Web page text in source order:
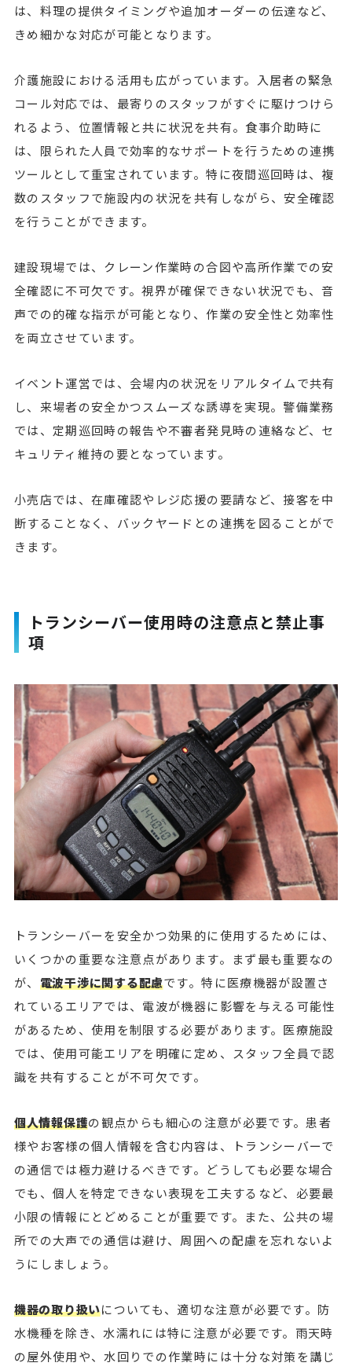
は、料理の提供タイミングや追加オーダーの伝達など、
きめ細かな対応が可能となります。
介護施設における活用も広がっています。入居者の緊急
コール対応では、最寄りのスタッフがすぐに駆けつけら
れるよう、位置情報と共に状況を共有。食事介助時に
は、限られた人員で効率的なサポートを行うための連携
ツールとして重宝されています。特に夜間巡回時は、複
数のスタッフで施設内の状況を共有しながら、安全確認
を行うことができます。
建設現場では、クレーン作業時の合図や高所作業での安
全確認に不可欠です。視界が確保できない状況でも、音
声での的確な指示が可能となり、作業の安全性と効率性
を両立させています。
イベント運営では、会場内の状況をリアルタイムで共有
し、来場者の安全かつスムーズな誘導を実現。警備業務
では、定期巡回時の報告や不審者発見時の連絡など、セ
キュリティ維持の要となっています。
小売店では、在庫確認やレジ応援の要請など、接客を中
断することなく、バックヤードとの連携を図ることがで
きます。
トランシーバー使用時の注意点と禁止事
項
トランシーバーを安全かつ効果的に使用するためには、
いくつかの重要な注意点があります。まず最も重要なの
が、 電波干渉に関する配慮です。特に医療機器が設置さ
れているエリアでは、電波が機器に影響を与える可能性
があるため、使用を制限する必要があります。医療施設
では、使用可能エリアを明確に定め、スタッフ全員で認
識を共有することが不可欠です。
個人情報保護の観点からも細心の注意が必要です。患者
様やお客様の個人情報を含む内容は、トランシーバーで
の通信では極力避けるべきです。どうしても必要な場合
でも、個人を特定できない表現を工夫するなど、必要最
小限の情報にとどめることが重要です。また、公共の場
所での大声での通信は避け、周囲への配慮を忘れないよ
うにしましょう。
機器の取り扱いについても、適切な注意が必要です。防
水機種を除き、水濡れには特に注意が必要です。雨天時
の屋外使用や、水回りでの作業時には十分な対策を講じ